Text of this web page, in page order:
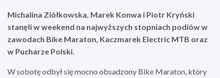
Michalina Ziółkowska, Marek Konwa i Piotr Kryński
stanęli w weekend na najwyższych stopniach podiów w
zawodach Bike Maraton, Kaczmarek Electric MTB oraz
w Pucharze Polski.
W sobotę odbył się mocno obsadzony Bike Maraton, który